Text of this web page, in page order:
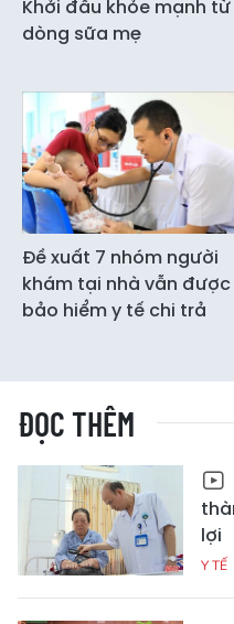
Khởi đầu khỏe mạnh từ
dòng sữa mẹ
Đề xuất 7 nhóm người
khám tại nhà vẫn được
bảo hiểm y tế chi trả
ĐỌC THÊM
lợi
Y TẾ